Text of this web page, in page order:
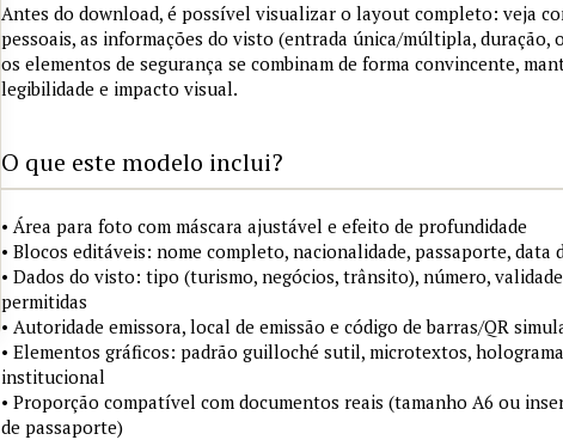
Antes do download, é possível visualizar o layout completo: veja
pessoais, as informações do visto (entrada única/múltipla, duração,
os elementos de segurança se combinam de forma convincente,
legibilidade e impacto visual.
O que este modelo inclui?
• Área para foto com máscara ajustável e efeito de profundidade
• Blocos editáveis: nome completo, nacionalidade, passaporte, data
• Dados do visto: tipo (turismo, negócios, trânsito), número,
permitidas
• Autoridade emissora, local de emissão e código de barras/QR
• Elementos gráficos: padrão guilloché sutil, microtextos,
institucional
• Proporção compatível com documentos reais (tamanho A6 ou
de passaporte)